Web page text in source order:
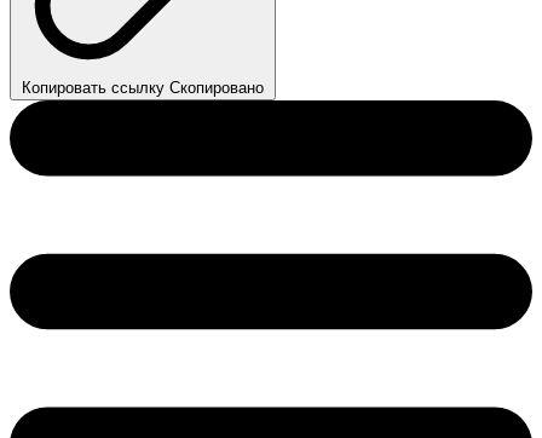
Копировать ссылку Скопировано